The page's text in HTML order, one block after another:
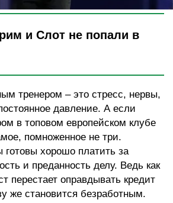
и Слот не попали в
тренером – это стресс, нервы,
давление. А если
в топовом европейском клубе
помноженное не три.
хорошо платить за
и преданность делу. Ведь как
перестает оправдывать кредит
же становится безработным.